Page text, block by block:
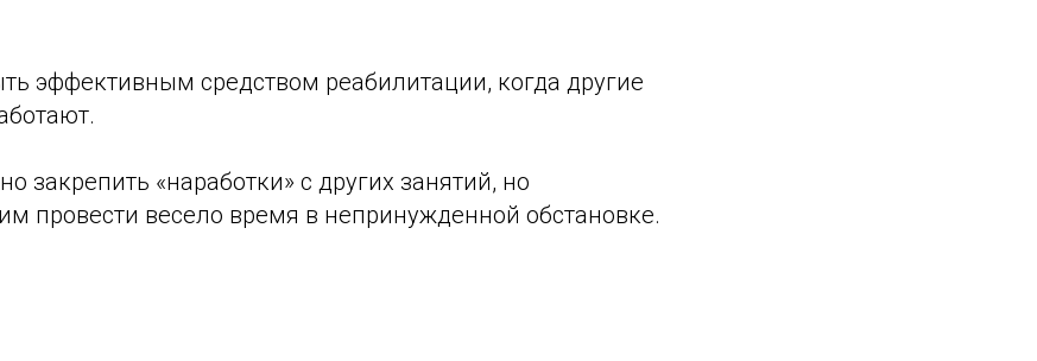
эффективным средством реабилитации, когда другие
закрепить «наработки» с других занятий, но
провести весело время в непринужденной обстановке.